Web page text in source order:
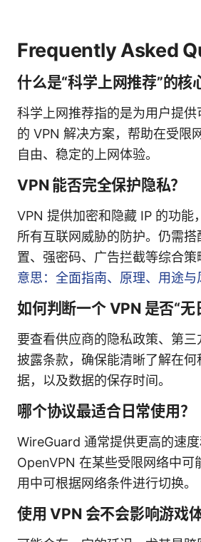
Frequently Asked
什么是“科学上网推荐”的核
科学上网推荐指的是为用户提
的 VPN 解决方案，帮助在受限
自由、稳定的上网体验。
VPN 能否完全保护隐私？
VPN 提供加密和隐藏 IP 的功能
所有互联网威胁的防护。仍需搭
置、强密码、广告拦截等综合策
意思：全面指南、原理、用途与
如何判断一个 VPN 是否“无
要查看供应商的隐私政策、第
披露条款，确保能清晰了解在
据，以及数据的保存时间。
哪个协议最适合日常使用？
WireGuard 通常提供更高的速度
OpenVPN 在某些受限网络中可
用中可根据网络条件进行切换。
使用 VPN 会不会影响游戏体